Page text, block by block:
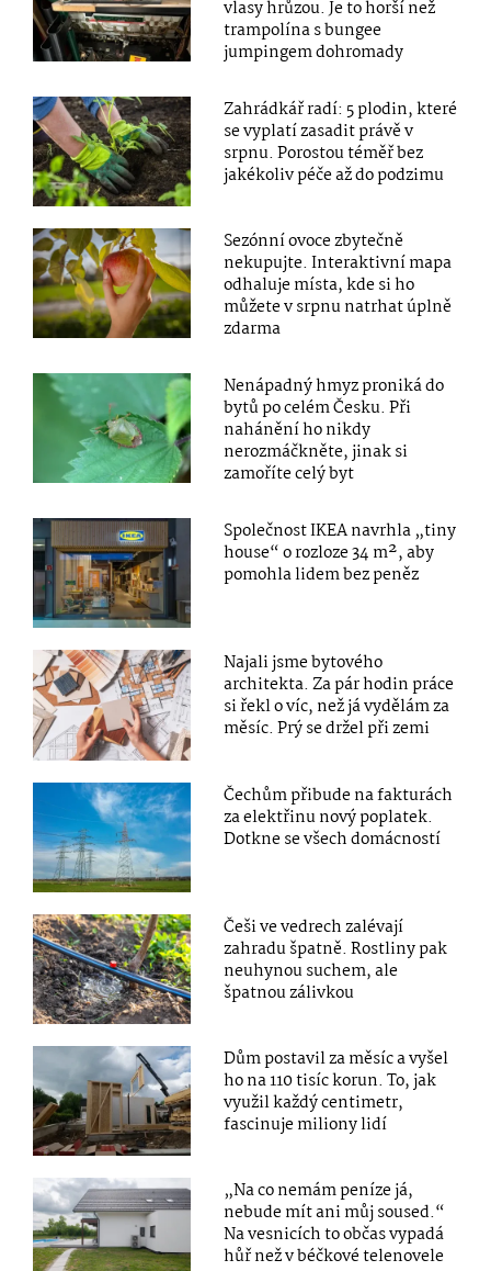
vlasy hrůzou. Je to horší než
trampolína s bungee
jumpingem dohromady
Zahrádkář radí: 5 plodin, které
se vyplatí zasadit právě v
srpnu. Porostou téměř bez
jakékoliv péče až do podzimu
Sezónní ovoce zbytečně
nekupujte. Interaktivní mapa
odhaluje místa, kde si ho
můžete v srpnu natrhat úplně
zdarma
Nenápadný hmyz proniká do
bytů po celém Česku. Při
nahánění ho nikdy
nerozmáčkněte, jinak si
zamoříte celý byt
Společnost IKEA navrhla „tiny
house“ o rozloze 34 m², aby
pomohla lidem bez peněz
Najali jsme bytového
architekta. Za pár hodin práce
si řekl o víc, než já vydělám za
měsíc. Prý se držel při zemi
Čechům přibude na fakturách
za elektřinu nový poplatek.
Dotkne se všech domácností
Češi ve vedrech zalévají
zahradu špatně. Rostliny pak
neuhynou suchem, ale
špatnou zálivkou
Dům postavil za měsíc a vyšel
ho na 110 tisíc korun. To, jak
využil každý centimetr,
fascinuje miliony lidí
„Na co nemám peníze já,
nebude mít ani můj soused.“
Na vesnicích to občas vypadá
hůř než v béčkové telenovele